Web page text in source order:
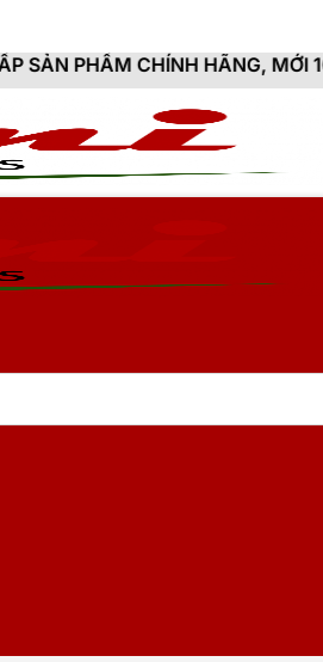
HÃNG, MỚI 100%, ĐẦY